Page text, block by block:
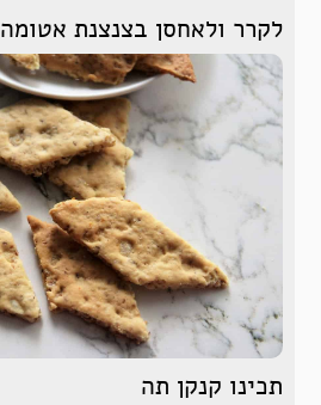
לקרר ולאחסן בצנצנת אטומה
תכינו קנקן תה